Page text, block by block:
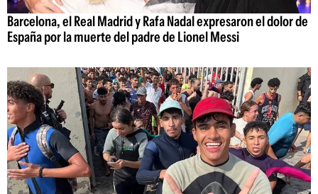
Barcelona, el Real Madrid y Rafa Nadal expresaron el dolor de
España por la muerte del padre de Lionel Messi